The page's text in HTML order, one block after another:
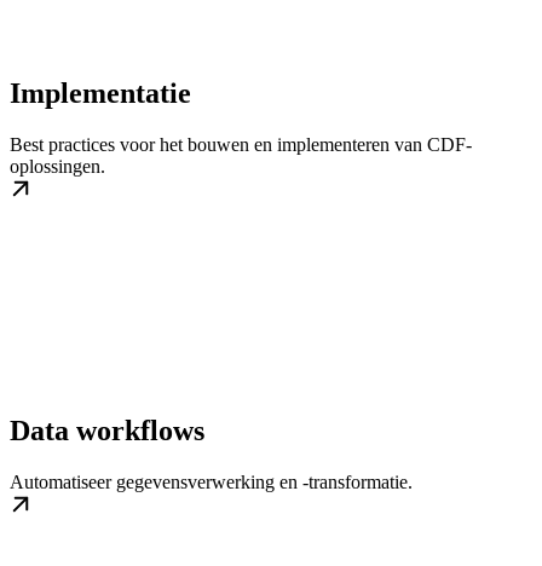
Implementatie
Best practices voor het bouwen en implementeren van CDF-
oplossingen.
Data workflows
Automatiseer gegevensverwerking en -transformatie.